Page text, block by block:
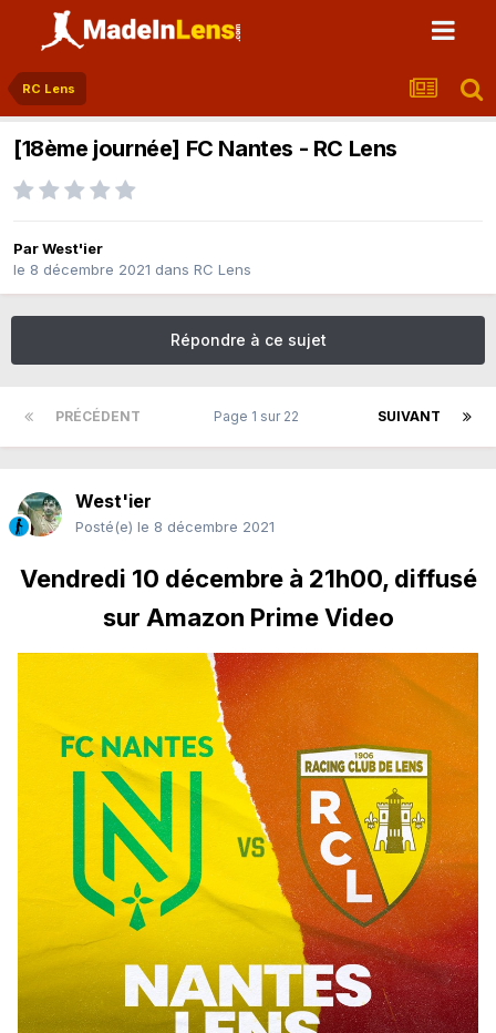
RC Lens
[18ème journée] FC Nantes - RC Lens
ParWest'ier
le 8 décembre 2021 dans RC Lens
Répondre à ce sujet
PRÉCÉDENT SUIVANT
Page 1 sur 22
West'ier
Posté(e) le 8 décembre 2021
Vendredi 10 décembre à 21h00, diffusé
sur Amazon Prime Video